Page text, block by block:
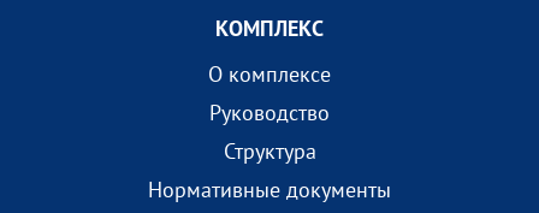
КОМПЛEКС
О комплексе
Руководство
Структура
Нормативные документы